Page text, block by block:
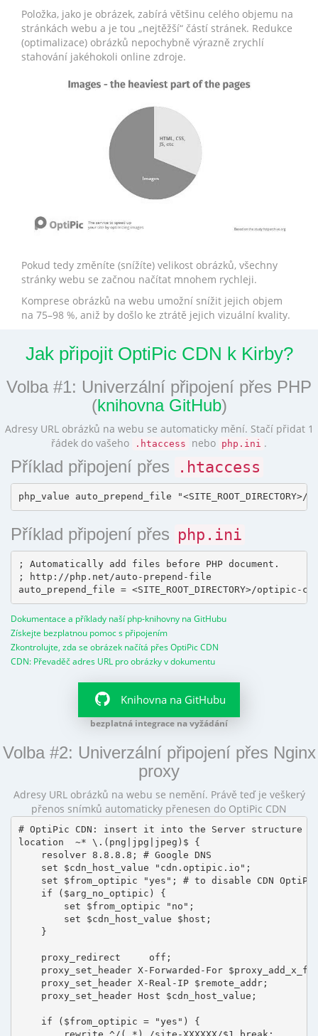
Položka, jako je obrázek, zabírá většinu celého objemu na
stránkách webu a je tou „nejtěžší“ částí stránek. Redukce
(optimalizace) obrázků nepochybně výrazně zrychlí
stahování jakéhokoli online zdroje.
Pokud tedy změníte (snížíte) velikost obrázků, všechny
stránky webu se začnou načítat mnohem rychleji.
Komprese obrázků na webu umožní snížit jejich objem
na 75–98 %, aniž by došlo ke ztrátě jejich vizuální kvality.
Jak připojit OptiPic CDN k Kirby?
Volba #1: Univerzální připojení přes PHP
(knihovna GitHub)
Adresy URL obrázků na webu se automaticky mění. Stačí přidat 1
řádek do vašeho
.htaccess nebo php.ini .
Příklad připojení přes .htaccess
Příklad připojení přes php.ini
; Automatically add files before PHP document.
; http://php.net/auto-prepend-file
Dokumentace a příklady naší php-knihovny na GitHubu
Získejte bezplatnou pomoc s připojením
Zkontrolujte, zda se obrázek načítá přes OptiPic CDN
CDN: Převaděč adres URL pro obrázky v dokumentu
Knihovna na GitHubu
bezplatná integrace na vyžádání
Volba #2: Univerzální připojení přes Nginx
proxy
Adresy URL obrázků na webu se nemění. Právě teď je veškerý
přenos snímků automaticky přenesen do OptiPic CDN
# OptiPic CDN: insert it into the Server structure
location  ~* \.(png|jpg|jpeg)$ {
    resolver 8.8.8.8; # Google DNS
    set $cdn_host_value "cdn.optipic.io";
set $from_optipic "yes"; # to disable CDN
    if ($arg_no_optipic) {
        set $from_optipic "no";
        set $cdn_host_value $host;
    }
    proxy_redirect     off;
proxy_set_header X-Forwarded-For
    proxy_set_header X-Real-IP $remote_addr;
    proxy_set_header Host $cdn_host_value;
    if ($from_optipic = "yes") {